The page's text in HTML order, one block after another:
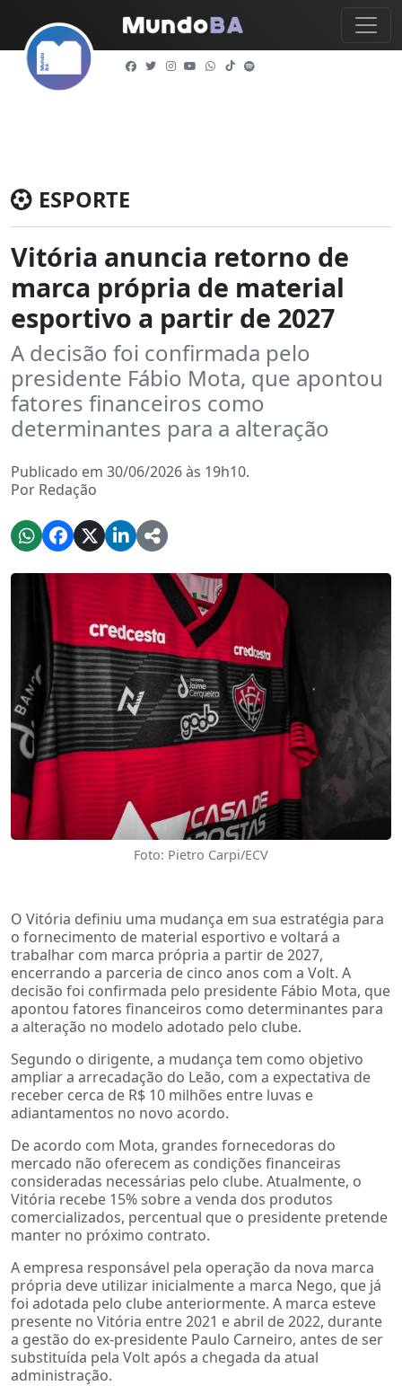
ESPORTE
Vitória anuncia retorno de
marca própria de material
esportivo a partir de 2027
A decisão foi confirmada pelo
presidente Fábio Mota, que apontou
fatores financeiros como
determinantes para a alteração
Publicado em 30/06/2026 às 19h10.
Por Redação
Foto: Pietro Carpi/ECV
O Vitória definiu uma mudança em sua estratégia para
o fornecimento de material esportivo e voltará a
trabalhar com marca própria a partir de 2027,
encerrando a parceria de cinco anos com a Volt. A
decisão foi confirmada pelo presidente Fábio Mota, que
apontou fatores financeiros como determinantes para
a alteração no modelo adotado pelo clube.
Segundo o dirigente, a mudança tem como objetivo
ampliar a arrecadação do Leão, com a expectativa de
receber cerca de R$ 10 milhões entre luvas e
adiantamentos no novo acordo.
De acordo com Mota, grandes fornecedoras do
mercado não oferecem as condições financeiras
consideradas necessárias pelo clube. Atualmente, o
Vitória recebe 15% sobre a venda dos produtos
comercializados, percentual que o presidente pretende
manter no próximo contrato.
A empresa responsável pela operação da nova marca
própria deve utilizar inicialmente a marca Nego, que já
foi adotada pelo clube anteriormente. A marca esteve
presente no Vitória entre 2021 e abril de 2022, durante
a gestão do ex-presidente Paulo Carneiro, antes de ser
substituída pela Volt após a chegada da atual
administração.